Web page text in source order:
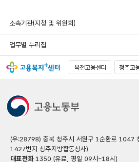
소속기관(지청 및 위원회)
업무별 누리집
옥천고용센터 청주고
(우:28798) 충북 청주시 서원구 1순환로 1047
1427번지 청주지방합동청사)
대표전화1350 (유료, 평일 09시~18시)